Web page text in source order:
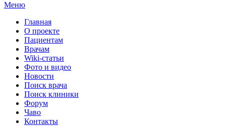
Меню
Главная
О проекте
Пациентам
Врачам
Wiki-статьи
Фото и видео
Новости
Поиск врача
Поиск клиники
Форум
Чаво
Контакты